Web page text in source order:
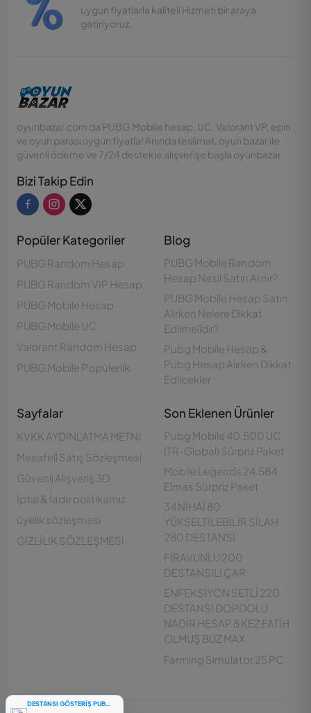
uygun fiyatlarla kaliteli Hizmeti bir araya
getiriyoruz.
oyunbazar.com da PUBG Mobile hesap, UC, Valorant VP, epin
ve oyun parası uygun fiyatla! Anında teslimat, oyun bazar ile
güvenli ödeme ve 7/24 destekle alışverişe başla oyunbazar
Bizi Takip Edin
Popüler Kategoriler
PUBG Random Hesap
PUBG Random VIP Hesap
PUBG Mobile Hesap
PUBG Mobile UC
Valorant Random Hesap
PUBG Mobile Popülerlik
Blog
PUBG Mobile Random
Hesap Nasıl Satın Alınır?
PUBG Mobile Hesap Satın
Alırken Nelere Dikkat
Edilmelidir?
Pubg Mobile Hesap &
Pubg Hesap Alırken Dikkat
Edilcekler
Sayfalar
KVKK AYDINLATMA METNİ
Mesafeli Satış Sözleşmesi
Güvenli Alışveriş 3D
İptal & İade politikamız
üyelik sözleşmesi
GİZLİLİK SÖZLEŞMESİ
Son Eklenen Ürünler
Pubg Mobile 40.500 UC
(TR-Global) Sürpriz Paket
Mobile Legends 24.584
Elmas Sürpriz Paket
34 NİHAİ 80
YÜKSELTİLEBİLİR SİLAH
280 DESTANSI
FİRAVUNLU 200
DESTANSILI ÇAR
ENFEKSİYON SETLİ 220
DESTANSI DOPDOLU
NADİR HESAP 8 KEZ FATİH
OLMUŞ BUZ MAX
Farming Simulator 25 PC
DESTANSI GÖSTERİŞ PUBG MOBİLE RANDOM HESAP